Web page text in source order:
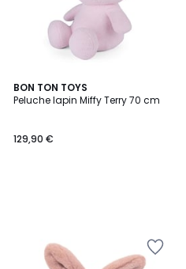
BON TON TOYS
Peluche lapin Miffy Terry 70 cm
129,90 €